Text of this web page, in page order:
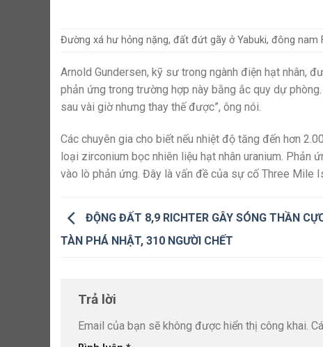
Đường xá hư hỏng nặng, đất đứt gãy ở Yabuki, đông nam
Arnold Gundersen, kỹ sư trong ngành điện hạt nhân,
phản ứng trong trường hợp này bằng ắc quy dự
sau vài giờ nhưng thay thế được”, ông nói.
Các chuyên gia cho biết nếu nhiệt độ tăng đến hơn
loại zirconium bọc nhiên liệu hạt nhân uranium. Phản
vào lò phản ứng. Đây là vấn đề của sự cố Three Mile
ĐỘNG ĐẤT 8,9 RICHTER GÂY SÓNG THẦN
TÀN PHÁ NHẬT, 310 NGƯỜI CHẾT
Trả lời
Email của bạn sẽ không được hiển thị công khai.